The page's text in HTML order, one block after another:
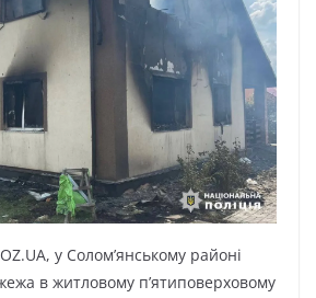
y Coлoм’янcькoмy paйoні
в житлoвoмy п’ятипoвepxoвoмy